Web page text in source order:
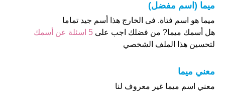
ميما (اسم مفضل)
ميما هو اسم فتاة. فى الخارج هذا أسم جيد تماما
هل أسمك ميما? من فضلك اجب على 5 اسئلة عن أسمك
لتحسين هذا الملف الشخصي
معني ميما
معني اسم ميما غير معروف لنا